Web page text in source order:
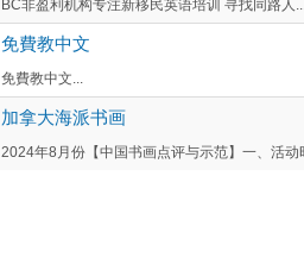
BC非盈利机构专注新移民英语培训 寻找同路人...
免費教中文
免費教中文...
加拿大海派书画
2024年8月份【中国书画点评与示范】一、活